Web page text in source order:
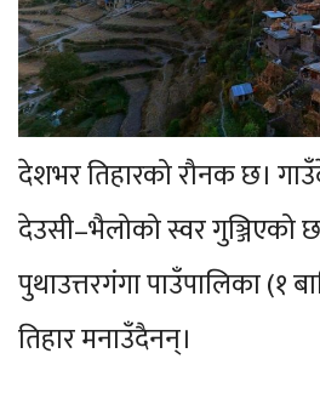
देशभर तिहारको रौनक छ।
देउसी–भैलोको स्वर गुञ्जिएको
पुथाउत्तरगंगा पाउँपालिका (१
तिहार मनाउँदैनन्।